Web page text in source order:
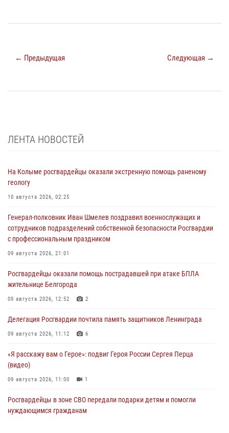
← Предыдущая Следующая →
ЛЕНТА НОВОСТЕЙ
На Колыме росгвардейцы оказали экстренную помощь раненому
геологу
10 августа 2026, 02:25
Генерал-полковник Иван Шмелев поздравил военнослужащих и
сотрудников подразделений собственной безопасности Росгвардии
с профессиональным праздником
09 августа 2026, 21:01
Росгвардейцы оказали помощь пострадавшей при атаке БПЛА
жительнице Белгорода
09 августа 2026, 12:52 2
Делегация Росгвардии почтила память защитников Ленинграда
09 августа 2026, 11:12 6
«Я расскажу вам о Герое»: подвиг Героя России Сергея Перца
(видео)
09 августа 2026, 11:00 1
Росгвардейцы в зоне СВО передали подарки детям и помогли
нуждающимся гражданам